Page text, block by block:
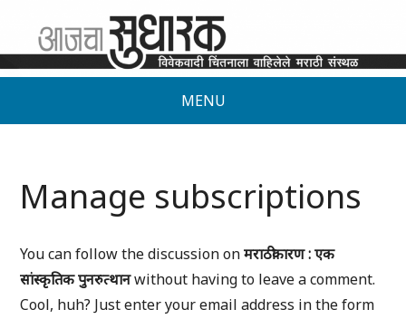
MENU
Manage subscriptions
You can follow the discussion onमराठीकारण : एक
सांस्कृतिक पुनरुत्थानwithout having to leave a comment.
Cool, huh? Just enter your email address in the form